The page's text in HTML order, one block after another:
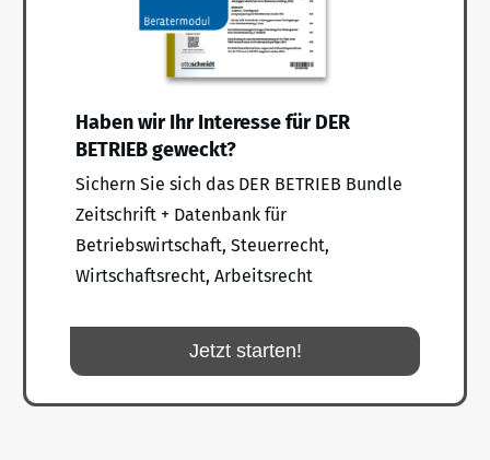
Haben wir Ihr Interesse für DER
BETRIEB geweckt?
Sichern Sie sich das DER BETRIEB Bundle
Zeitschrift + Datenbank für
Betriebswirtschaft, Steuerrecht,
Wirtschaftsrecht, Arbeitsrecht
Jetzt starten!